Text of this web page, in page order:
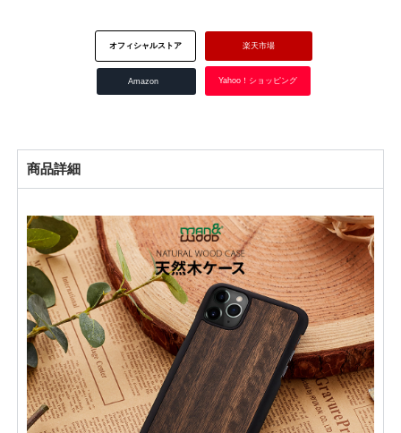
オフィシャルストア 楽天市場
Amazon Yahoo！ショッピング
商品詳細